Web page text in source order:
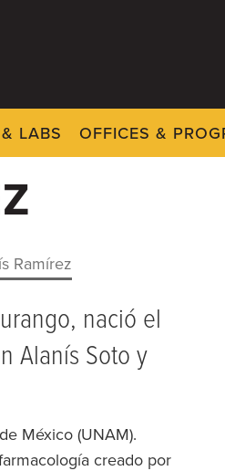
LABS OFFICES &
Ramírez
nació el
Alanís Soto y
México (UNAM).
creado por